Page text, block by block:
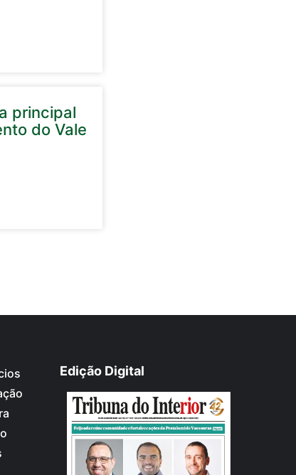
principal
do Vale
Edição Digital